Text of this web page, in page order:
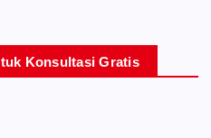
Konsultasi Gratis